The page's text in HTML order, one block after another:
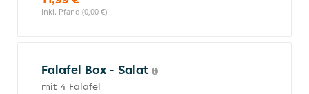
inkl. Pfand (0,00 €)
Falafel Box - Salat
mit 4 Falafel